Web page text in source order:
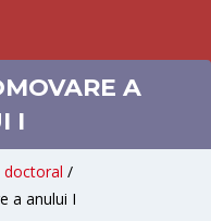
A
I
doctoral /
a anului I